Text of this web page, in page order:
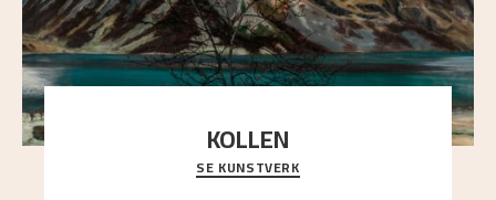
KOLLEN
Et ruvende fjell dominerer bildeflaten, og står i
sterk kontrast til det spinkle rognetreet ute
SE KUNSTVERK